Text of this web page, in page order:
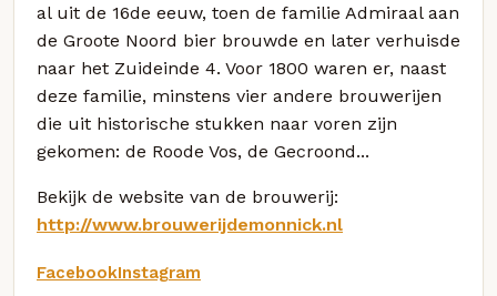
al uit de 16de eeuw, toen de familie Admiraal aan
de Groote Noord bier brouwde en later verhuisde
naar het Zuideinde 4. Voor 1800 waren er, naast
deze familie, minstens vier andere brouwerijen
die uit historische stukken naar voren zijn
gekomen: de Roode Vos, de Gecroond...
Bekijk de website van de brouwerij:
http://www.brouwerijdemonnick.nl
FacebookInstagram